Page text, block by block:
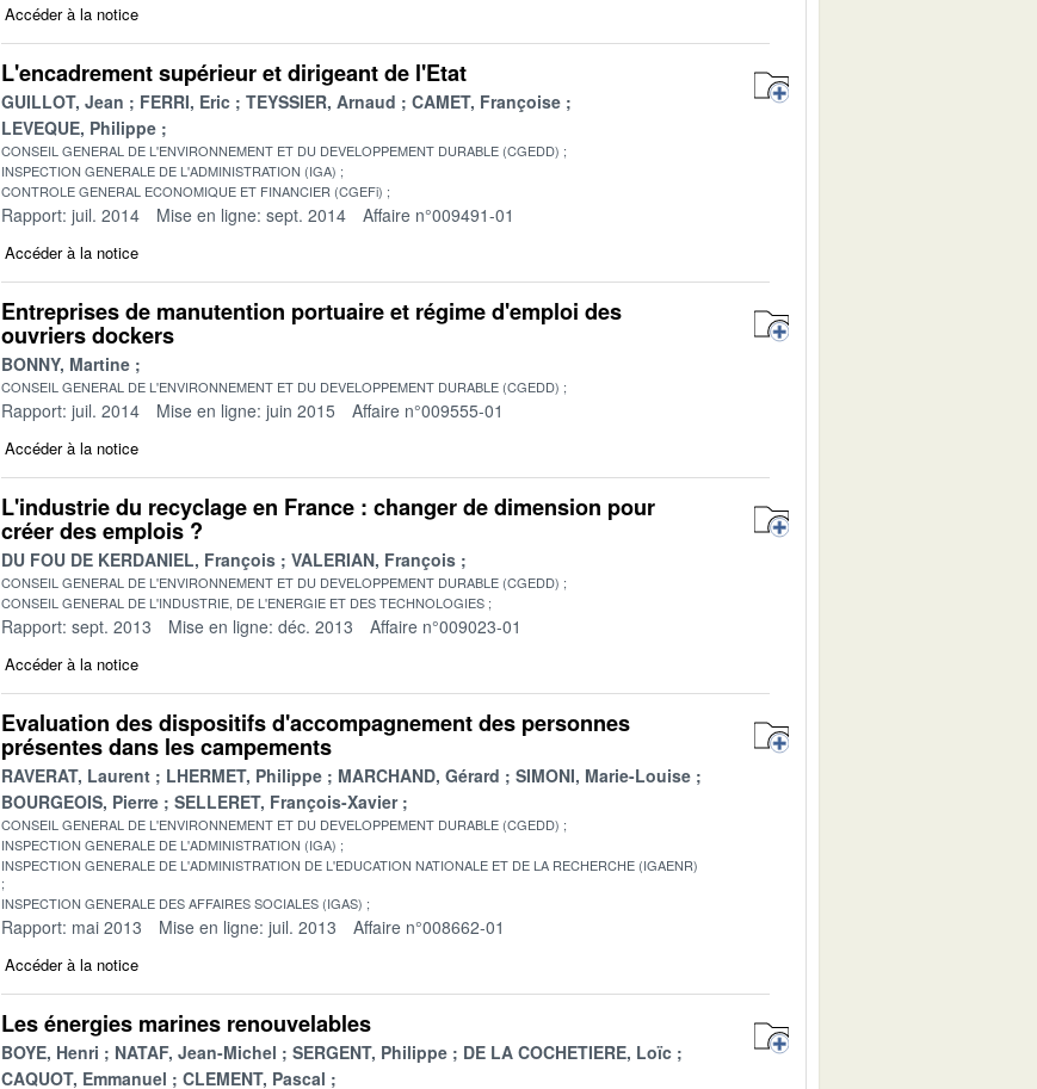
Accéder à la notice
L'encadrement supérieur et dirigeant de l'Etat
GUILLOT, Jean FERRI, Eric TEYSSIER, Arnaud
CAMET, Françoise
LEVEQUE, Philippe
CONSEIL GENERAL DE L'ENVIRONNEMENT ET DU DEVELOPPEMENT DURABLE (CGEDD)
INSPECTION GENERALE DE L'ADMINISTRATION (IGA)
CONTROLE GENERAL ECONOMIQUE ET FINANCIER (CGEFi)
Rapport: juil. 2014 Mise en ligne: sept. 2014 Affaire n°009491-01
Accéder à la notice
Entreprises de manutention portuaire et régime d'emploi des
ouvriers dockers
BONNY, Martine
CONSEIL GENERAL DE L'ENVIRONNEMENT ET DU DEVELOPPEMENT DURABLE (CGEDD)
Rapport: juil. 2014 Mise en ligne: juin 2015 Affaire n°009555-01
Accéder à la notice
L'industrie du recyclage en France : changer de dimension pour
créer des emplois ?
DU FOU DE KERDANIEL, François VALERIAN, François
CONSEIL GENERAL DE L'ENVIRONNEMENT ET DU DEVELOPPEMENT DURABLE (CGEDD)
CONSEIL GENERAL DE L'INDUSTRIE, DE L'ENERGIE ET DES TECHNOLOGIES
Rapport: sept. 2013 Mise en ligne: déc. 2013 Affaire n°009023-01
Accéder à la notice
Evaluation des dispositifs d'accompagnement des personnes
présentes dans les campements
RAVERAT, Laurent LHERMET, Philippe MARCHAND, Gérard
SIMONI, Marie-Louise
BOURGEOIS, Pierre
SELLERET, François-Xavier
CONSEIL GENERAL DE L'ENVIRONNEMENT ET DU DEVELOPPEMENT DURABLE (CGEDD)
INSPECTION GENERALE DE L'ADMINISTRATION (IGA)
INSPECTION GENERALE DE L'ADMINISTRATION DE L'EDUCATION NATIONALE ET DE LA RECHERCHE (IGAENR)
INSPECTION GENERALE DES AFFAIRES SOCIALES (IGAS)
Rapport: mai 2013 Mise en ligne: juil. 2013 Affaire n°008662-01
Accéder à la notice
Les énergies marines renouvelables
BOYE, Henri NATAF, Jean-Michel SERGENT, Philippe
DE LA COCHETIERE, Loïc
CAQUOT, Emmanuel
CLEMENT, Pascal